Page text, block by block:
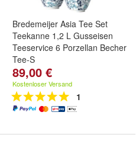
Bredemeijer Asia Tee Set
Teekanne 1,2 L Gusseisen
Teeservice 6 Porzellan Becher
Tee-S
89,00 €
Kostenloser Versand
1